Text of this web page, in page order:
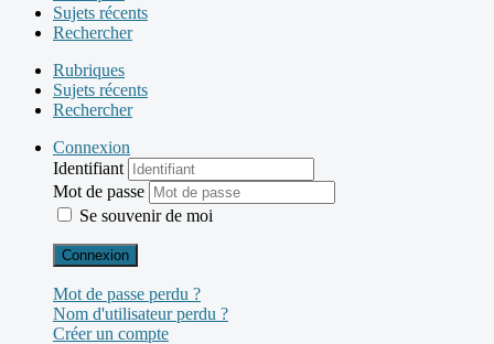
Sujets récents
Rechercher
Rubriques
Sujets récents
Rechercher
Connexion
Identifiant
Mot de passe
Se souvenir de moi
Connexion
Mot de passe perdu ?
Nom d'utilisateur perdu ?
Créer un compte